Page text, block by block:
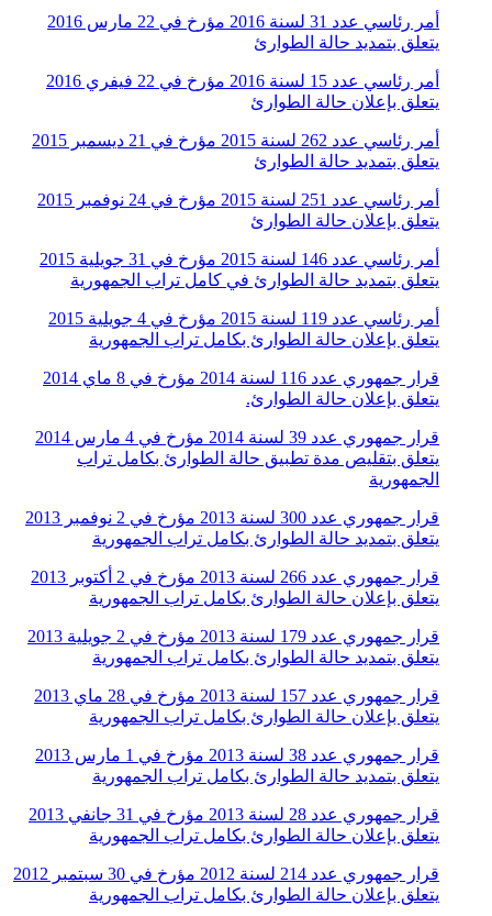
أمر رئاسي عدد 31 لسنة 2016 مؤرخ في 22 مارس 2016
يتعلق بتمديد حالة الطوارئ
أمر رئاسي عدد 15 لسنة 2016 مؤرخ في 22 فيفري 2016
يتعلق بإعلان حالة الطوارئ
أمر رئاسي عدد 262 لسنة 2015 مؤرخ في 21 ديسمبر 2015
يتعلق بتمديد حالة الطوارئ
أمر رئاسي عدد 251 لسنة 2015 مؤرخ في 24 نوفمبر 2015
يتعلق بإعلان حالة الطوارئ
أمر رئاسي عدد 146 لسنة 2015 مؤرخ في 31 جويلية 2015
يتعلق بتمديد حالة الطوارئ في كامل تراب الجمهورية
أمر رئاسي عدد 119 لسنة 2015 مؤرخ في 4 جويلية 2015
يتعلق بإعلان حالة الطوارئ بكامل تراب الجمهورية
قرار جمهوري عدد 116 لسنة 2014 مؤرخ في 8 ماي 2014
يتعلق بإعلان حالة الطوارئ.
قرار جمهوري عدد 39 لسنة 2014 مؤرخ في 4 مارس 2014
يتعلق بتقليص مدة تطبيق حالة الطوارئ بكامل تراب
الجمهورية
قرار جمهوري عدد 300 لسنة 2013 مؤرخ في 2 نوفمبر 2013
يتعلق بتمديد حالة الطوارئ بكامل تراب الجمهورية
قرار جمهوري عدد 266 لسنة 2013 مؤرخ في 2 أكتوبر 2013
يتعلق بإعلان حالة الطوارئ بكامل تراب الجمهورية
قرار جمهوري عدد 179 لسنة 2013 مؤرخ في 2 جويلية 2013
يتعلق بتمديد حالة الطوارئ بكامل تراب الجمهورية
قرار جمهوري عدد 157 لسنة 2013 مؤرخ في 28 ماي 2013
يتعلق بإعلان حالة الطوارئ بكامل تراب الجمهورية
قرار جمهوري عدد 38 لسنة 2013 مؤرخ في 1 مارس 2013
يتعلق بتمديد حالة الطوارئ بكامل تراب الجمهورية
قرار جمهوري عدد 28 لسنة 2013 مؤرخ في 31 جانفي 2013
يتعلق بإعلان حالة الطوارئ بكامل تراب الجمهورية
قرار جمهوري عدد 214 لسنة 2012 مؤرخ في 30 سبتمبر 2012
يتعلق بإعلان حالة الطوارئ بكامل تراب الجمهورية